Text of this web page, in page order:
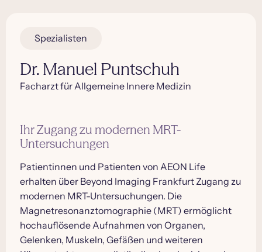
Spezialisten
Dr. Manuel Puntschuh
Facharzt für Allgemeine Innere Medizin
Ihr Zugang zu modernen MRT-
Untersuchungen
Patientinnen und Patienten von AEON Life
erhalten über Beyond Imaging Frankfurt Zugang zu
modernen MRT-Untersuchungen. Die
Magnetresonanztomographie (MRT) ermöglicht
hochauflösende Aufnahmen von Organen,
Gelenken, Muskeln, Gefäßen und weiteren